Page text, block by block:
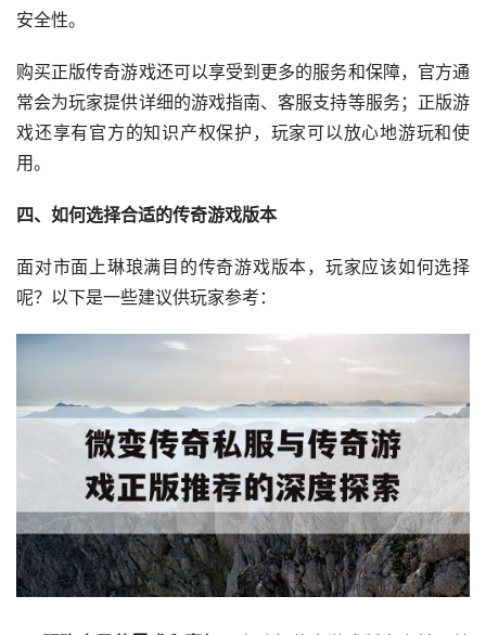
安全性。
购买正版传奇游戏还可以享受到更多的服务和保障，官方通
常会为玩家提供详细的游戏指南、客服支持等服务；正版游
戏还享有官方的知识产权保护，玩家可以放心地游玩和使
用。
四、如何选择合适的传奇游戏版本
面对市面上琳琅满目的传奇游戏版本，玩家应该如何选择
呢？以下是一些建议供玩家参考：